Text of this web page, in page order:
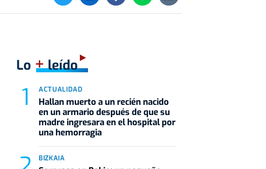
Lo +leído
ACTUALIDAD
Hallan muerto a un recién nacido
en un armario después de que su
madre ingresara en el hospital por
una hemorragia
BIZKAIA